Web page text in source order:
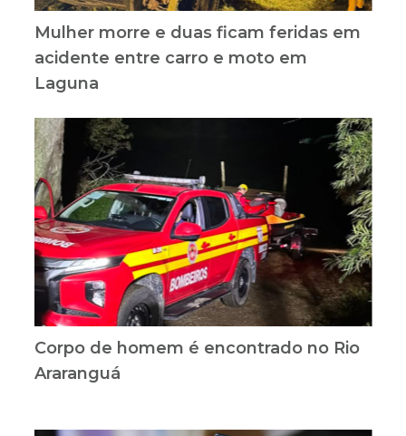
Mulher morre e duas ficam feridas em
acidente entre carro e moto em
Laguna
Corpo de homem é encontrado no Rio
Araranguá